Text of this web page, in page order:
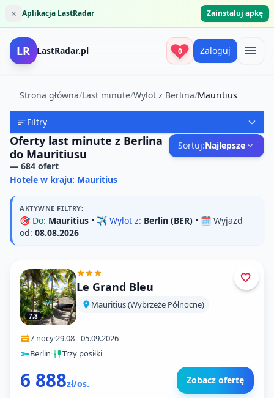
× Aplikacja LastRadar Zainstaluj apkę
LR LastRadar.pl 0 Zaloguj
Strona główna/Last minute/Wylot z Berlina/Mauritius
Filtry
Oferty last minute z Berlina
do Mauritiusu
— 684 ofert
Sortuj:Najlepsze
Hotele w kraju: Mauritius
AKTYWNE FILTRY:
🎯 Do: Mauritius • ✈️ Wylot z: Berlin (BER) • 🗓️ Wyjazd
od: 08.08.2026
7,8
Le Grand Bleu
Mauritius (Wybrzeże Północne)
7 nocy·29.08-05.09.2026
Berlin· Trzy posiłki
6 888zł/os. Zobacz ofertę